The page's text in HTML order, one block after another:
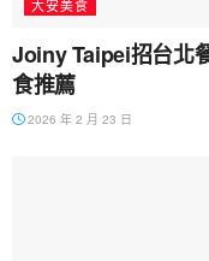
大安美食
Joiny Taipei招台北
食推薦
2026 年 2 月 23 日